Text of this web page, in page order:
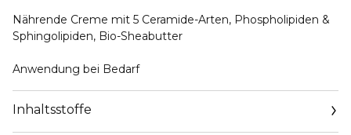
Nährende Creme mit 5 Ceramide-Arten, Phospholipiden &
Sphingolipiden, Bio-Sheabutter
Anwendung bei Bedarf
Inhaltsstoffe